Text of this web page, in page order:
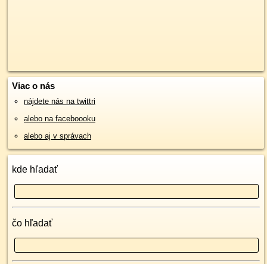
Viac o nás
nájdete nás na twittri
alebo na faceboooku
alebo aj v správach
kde hľadať
čo hľadať